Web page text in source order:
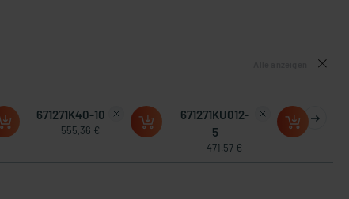
671271K40-10
555,36 €
671271KU012-
5
471,57 €